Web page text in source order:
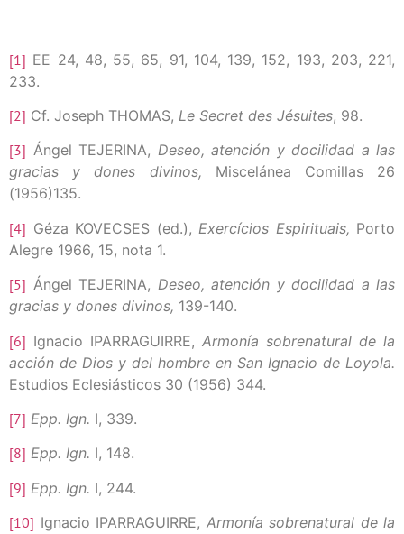
[1] EE 24, 48, 55, 65, 91, 104, 139, 152, 193, 203, 221,
233.
[2] Cf. Joseph THOMAS, Le Secret des Jésuites, 98.
[3] Ángel TEJERINA, Deseo, atención y docilidad a las
gracias y dones divinos, Miscelánea Comillas 26
(1956)135.
[4] Géza KOVECSES (ed.), Exercícios Espirituais, Porto
Alegre 1966, 15, nota 1.
[5] Ángel TEJERINA, Deseo, atención y docilidad a las
gracias y dones divinos, 139-140.
[6] Ignacio IPARRAGUIRRE, Armonía sobrenatural de la
acción de Dios y del hombre en San Ignacio de Loyola.
Estudios Eclesiásticos 30 (1956) 344.
[7] Epp. Ign. I, 339.
[8] Epp. Ign. I, 148.
[9] Epp. Ign. I, 244.
[10] Ignacio IPARRAGUIRRE, Armonía sobrenatural de la